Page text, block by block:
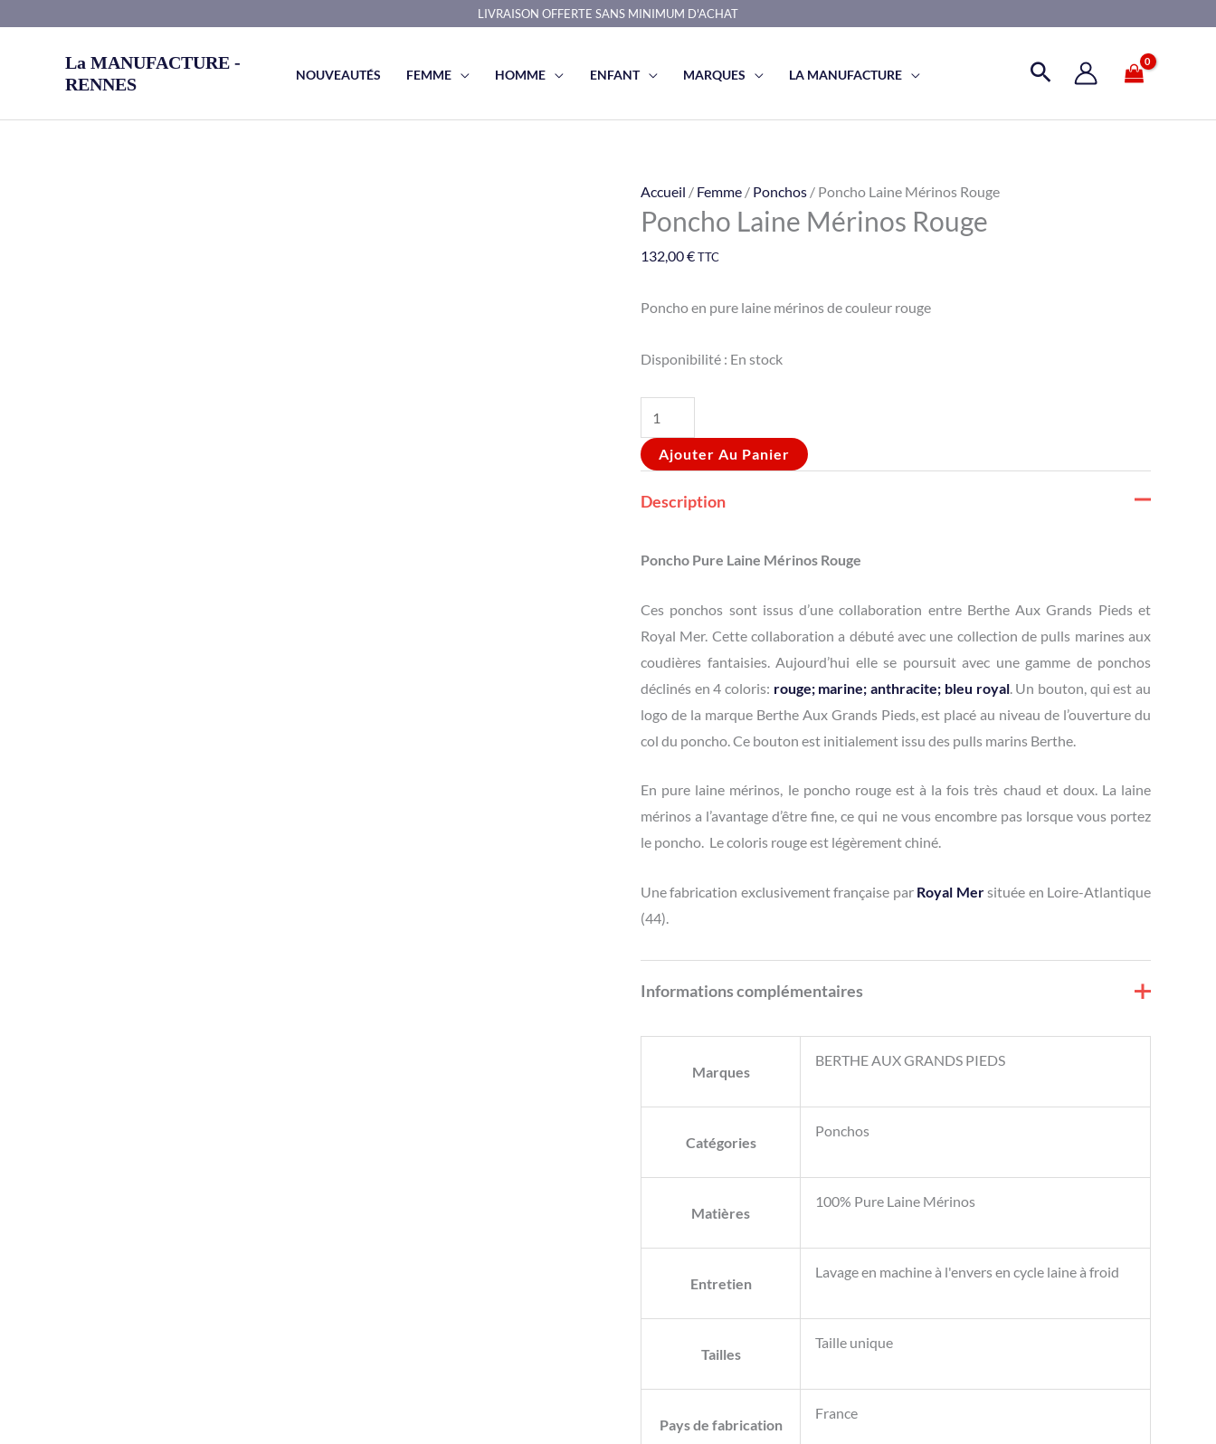
LIVRAISON OFFERTE SANS MINIMUM D'ACHAT
La MANUFACTURE -
RENNES
NOUVEAUTÉS FEMME HOMME ENFANT MARQUES LA MANUFACTURE
Accueil / Femme / Ponchos / Poncho Laine Mérinos Rouge
Poncho Laine Mérinos Rouge
132,00€TTC
Poncho en pure laine mérinos de couleur rouge
Disponibilité : En stock
quantité
de
Laine
Ajouter Au Panier
Description
Poncho Pure Laine Mérinos Rouge
Ces ponchos sont issus d’une collaboration entre Berthe Aux Grands Pieds et
Royal Mer. Cette collaboration a débuté avec une collection de pulls marines aux
coudières fantaisies. Aujourd’hui elle se poursuit avec une gamme de ponchos
déclinés en 4 coloris: rouge; marine; anthracite; bleu royal. Un bouton, qui est au
logo de la marque Berthe Aux Grands Pieds, est placé au niveau de l’ouverture du
col du poncho. Ce bouton est initialement issu des pulls marins Berthe.
En pure laine mérinos, le poncho rouge est à la fois très chaud et doux. La laine
mérinos a l’avantage d’être fine, ce qui ne vous encombre pas lorsque vous portez
le poncho. Le coloris rouge est légèrement chiné.
Une fabrication exclusivement française par Royal Mersituée en Loire-Atlantique
(44).
Informations complémentaires
Marques
BERTHE AUX GRANDS PIEDS
Catégories
Ponchos
Matières
100% Pure Laine Mérinos
Entretien
Lavage en machine à l'envers en cycle laine à froid
Tailles
Taille unique
Pays de fabrication
France